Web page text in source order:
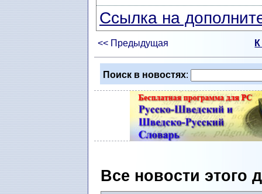
Ссылка на
<< Предыдущая
Поиск в новостях:
Все новости этого